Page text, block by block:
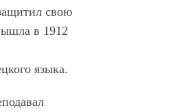
свою
в 1912
языка.